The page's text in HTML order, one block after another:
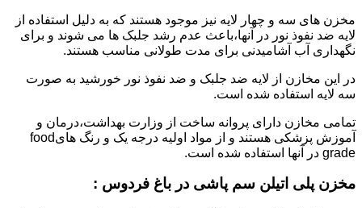
مخزن های سه و چهار لایه نیز موجود هستند که به دلیل استفاده از
لایه ضد نفوذ نور در آنها،باعث عدم رشد جلبک ها می شوند و برای
نگهداری آب آشامیدنی برای مدت طولانی مناسب هستند.
در این مخازن از لایه ضد جلبک و ضد نفوذ نور خورشید به صورت
سه لایه استفاده شده است.
تمامی مخازن دارای پروانه ساخت از وزارت بهداشت،درمان و
آموزش پزشکی هستند و از مواد اولیه درجه یک و رنگ هایfood
grade در آنها استفاده شده است.
مخزن پلی اتیلن سم پاشی در باغ فردوس :